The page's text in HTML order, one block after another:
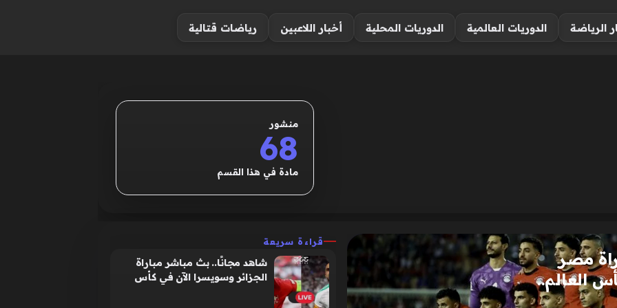
الرياضة الدوريات العالمية الدوريات المحلية أخبار اللاعبين رياضات قتالية
منشور
68
مادة في هذا القسم
مصر
العالم..
قراءة سريعة
شاهد مجانًا.. بث مباشر مباراة
الجزائر وسويسرا الآن في كأس